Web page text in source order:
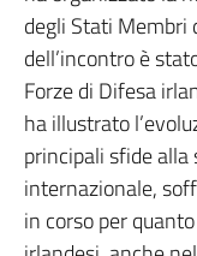
degli Stati Membri
dell’incontro è
Forze di Difesa
ha illustrato
principali sfide alla
internazionale,
in corso per